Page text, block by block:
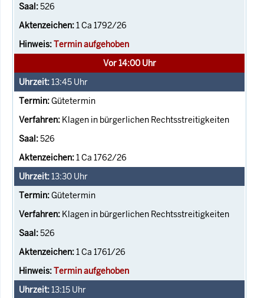
526
1 Ca 1792/26
Termin aufgehoben
Vor 14:00 Uhr
13:45 Uhr
Gütetermin
Klagen in bürgerlichen Rechtsstreitigkeiten
526
1 Ca 1762/26
13:30 Uhr
Gütetermin
Klagen in bürgerlichen Rechtsstreitigkeiten
526
1 Ca 1761/26
Termin aufgehoben
13:15 Uhr